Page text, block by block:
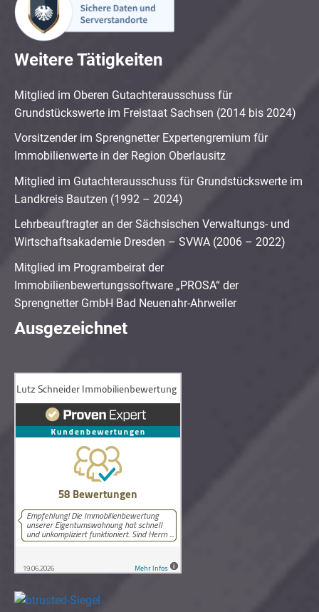
Weitere Tätigkeiten
Mitglied im Oberen Gutachterausschuss für
Grundstückswerte im Freistaat Sachsen (2014 bis 2024)
Vorsitzender im Sprengnetter Expertengremium für
Immobilienwerte in der Region Oberlausitz
Mitglied im Gutachterausschuss für Grundstückswerte im
Landkreis Bautzen (1992 – 2024)
Lehrbeauftragter an der Sächsischen Verwaltungs- und
Wirtschaftsakademie Dresden – SVWA (2006 – 2022)
Mitglied im Programbeirat der
Immobilienbewertungssoftware „PROSA“ der
Sprengnetter GmbH Bad Neuenahr-Ahrweiler
Ausgezeichnet